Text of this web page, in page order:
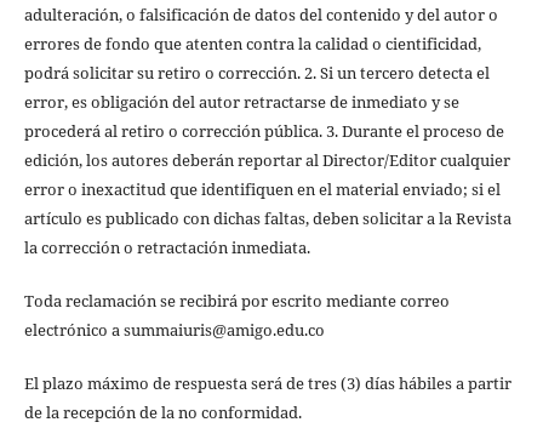
adulteración, o falsificación de datos del contenido y del autor o
errores de fondo que atenten contra la calidad o cientificidad,
podrá solicitar su retiro o corrección. 2. Si un tercero detecta el
error, es obligación del autor retractarse de inmediato y se
procederá al retiro o corrección pública. 3. Durante el proceso de
edición, los autores deberán reportar al Director/Editor cualquier
error o inexactitud que identifiquen en el material enviado; si el
artículo es publicado con dichas faltas, deben solicitar a la Revista
la corrección o retractación inmediata.
Toda reclamación se recibirá por escrito mediante correo
electrónico a summaiuris@amigo.edu.co
El plazo máximo de respuesta será de tres (3) días hábiles a partir
de la recepción de la no conformidad.